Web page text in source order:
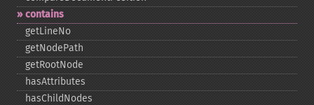
contains
getLineNo
getNodePath
getRootNode
hasAttributes
hasChildNodes